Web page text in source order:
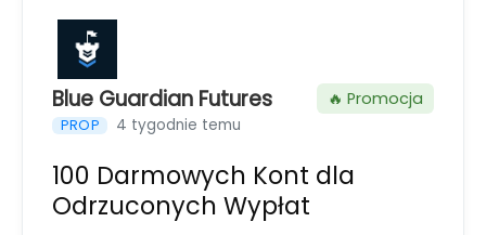
Blue Guardian Futures
PROP 4 tygodnie temu
🔥 Promocja
100 Darmowych Kont dla
Odrzuconych Wypłat